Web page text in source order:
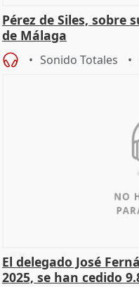
Pérez de Siles, sobre
de Málaga
Sonido Totales
El delegado José
2025, se han cedido